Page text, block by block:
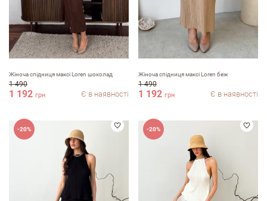
Жіноча спідниця максі Loren шоколад
1 490
1 192 грн Є в наявності
Жіноча спідниця максі Loren беж
1 490
1 192 грн Є в наявності
-20% -20%